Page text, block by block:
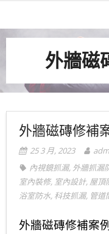
關於我們
服務項目
實績案例
服務流程
聯絡我們
外牆磁
外牆磁磚修補
25 3 月, 2023
內視鏡抓漏, 外牆抓漏
室內裝修, 室內設計, 屋頂
浴室防水, 科技抓漏, 管道
外牆磁磚修補案